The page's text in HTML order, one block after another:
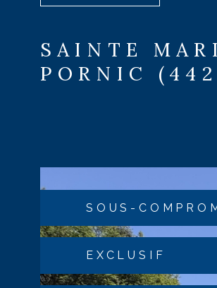
SAINTE
PORNIC
SOUS-
EXCLUSIF